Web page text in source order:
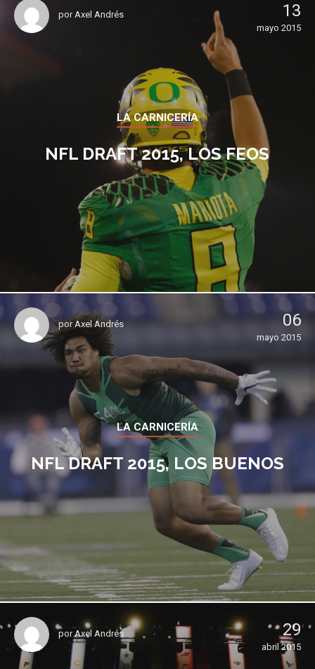
porAxel Andrés 13
mayo 2015
LA CARNICERÍA
NFL DRAFT 2015, LOS FEOS
porAxel Andrés 06
mayo 2015
LA CARNICERÍA
NFL DRAFT 2015, LOS BUENOS
porAxel Andrés 29
abril 2015